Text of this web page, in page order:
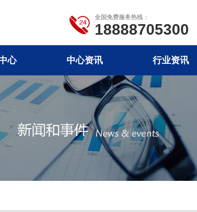
全国免费服务热线：
18888705300
心 中心资讯 行业资讯